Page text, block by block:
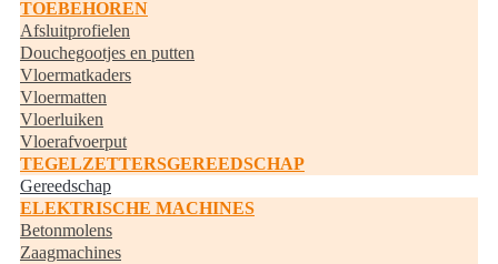
TOEBEHOREN
Afsluitprofielen
Douchegootjes en putten
Vloermatkaders
Vloermatten
Vloerluiken
Vloerafvoerput
TEGELZETTERSGEREEDSCHAP
Gereedschap
ELEKTRISCHE MACHINES
Betonmolens
Zaagmachines